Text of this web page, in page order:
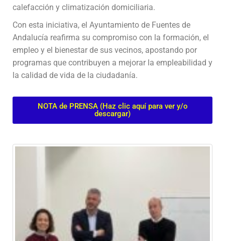
calefacción y climatización domiciliaria.
Con esta iniciativa, el Ayuntamiento de Fuentes de
Andalucía reafirma su compromiso con la formación, el
empleo y el bienestar de sus vecinos, apostando por
programas que contribuyen a mejorar la empleabilidad y
la calidad de vida de la ciudadanía.
NOTA de PRENSA (Haz clic aquí para ver y/o
descargar)